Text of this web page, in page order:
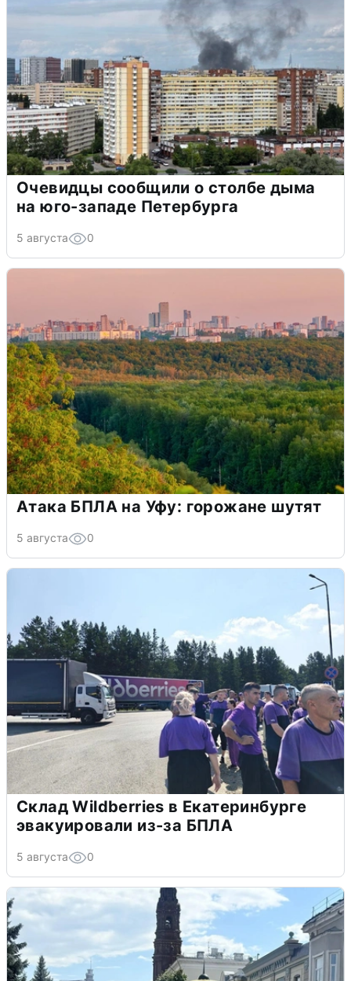
Очевидцы сообщили о столбе дыма
на юго-западе Петербурга
5 августа 0
Атака БПЛА на Уфу: горожане шутят
5 августа 0
Склад Wildberries в Екатеринбурге
эвакуировали из-за БПЛА
5 августа 0